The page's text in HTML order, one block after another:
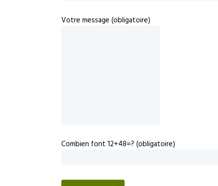
Votre message (obligatoire)
Combien font 12+48=? (obligatoire)